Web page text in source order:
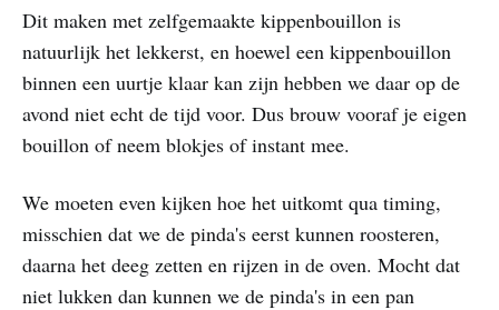
Dit maken met zelfgemaakte kippenbouillon is
natuurlijk het lekkerst, en hoewel een kippenbouillon
binnen een uurtje klaar kan zijn hebben we daar op de
avond niet echt de tijd voor. Dus brouw vooraf je eigen
bouillon of neem blokjes of instant mee.
We moeten even kijken hoe het uitkomt qua timing,
misschien dat we de pinda's eerst kunnen roosteren,
daarna het deeg zetten en rijzen in de oven. Mocht dat
niet lukken dan kunnen we de pinda's in een pan